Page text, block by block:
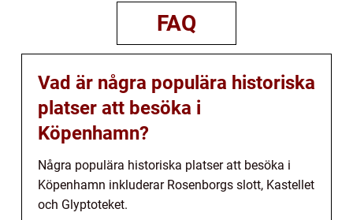
FAQ
Vad är några populära historiska
platser att besöka i
Köpenhamn?
Några populära historiska platser att besöka i
Köpenhamn inkluderar Rosenborgs slott, Kastellet
och Glyptoteket.